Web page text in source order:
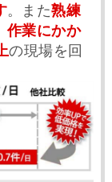
。また熟練
作業にかか
の現場を回